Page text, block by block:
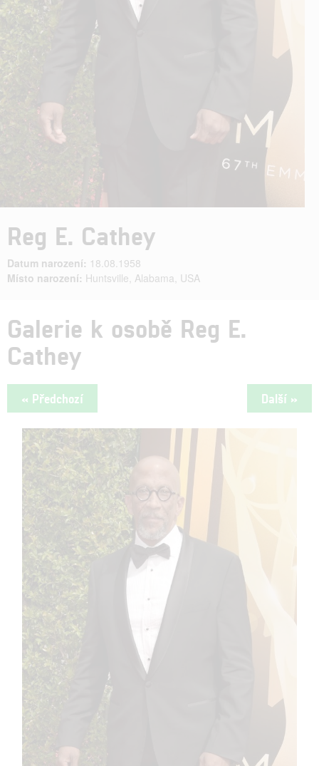
Reg E. Cathey
Datum narození: 18.08.1958
Místo narození: Huntsville, Alabama, USA
Galerie k osobě Reg E.
Cathey
« Předchozí Další »